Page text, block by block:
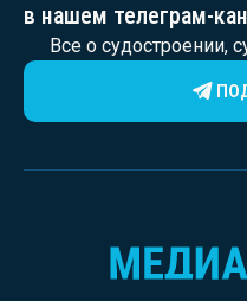
в нашем телеграм-
Все о судостроении,